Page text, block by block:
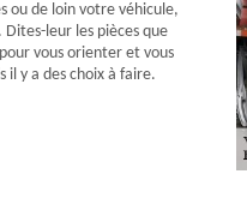
ou de loin votre véhicule,
leur les pièces que
vous orienter et vous
il y a des choix à faire.